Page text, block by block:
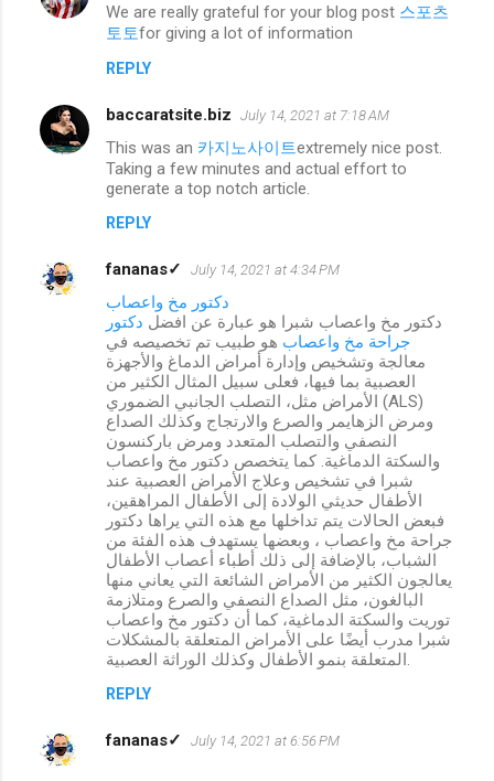
We are really grateful for your blog post 스포츠
토토for giving a lot of information
REPLY
baccaratsite.biz July 14, 2021 at 7:18 AM
This was an 카지노사이트extremely nice post.
Taking a few minutes and actual effort to
generate a top notch article.
REPLY
fananas✓ July 14, 2021 at 4:34 PM
دكتور مخ واعصاب
دكتور مخ واعصاب شبرا هو عبارة عن افضل دكتور
جراحة مخ واعصاب هو طبيب تم تخصيصه في
معالجة وتشخيص وإدارة أمراض الدماغ والأجهزة
العصبية بما فيها، فعلى سبيل المثال الكثير من
الأمراض مثل، التصلب الجانبي الضموري (ALS)
ومرض الزهايمر والصرع والارتجاج وكذلك الصداع
النصفي والتصلب المتعدد ومرض باركنسون
والسكتة الدماغية. كما يتخصص دكتور مخ واعصاب
شبرا في تشخيص وعلاج الأمراض العصبية عند
الأطفال حديثي الولادة إلى الأطفال المراهقين،
فبعض الحالات يتم تداخلها مع هذه التي يراها دكتور
جراحة مخ واعصاب ، وبعضها يستهدف هذه الفئة من
الشباب، بالإضافة إلى ذلك أطباء أعصاب الأطفال
يعالجون الكثير من الأمراض الشائعة التي يعاني منها
البالغون، مثل الصداع النصفي والصرع ومتلازمة
توريت والسكتة الدماغية، كما أن دكتور مخ واعصاب
شبرا مدرب أيضًا على الأمراض المتعلقة بالمشكلات
REPLY
fananas✓ July 14, 2021 at 6:56 PM